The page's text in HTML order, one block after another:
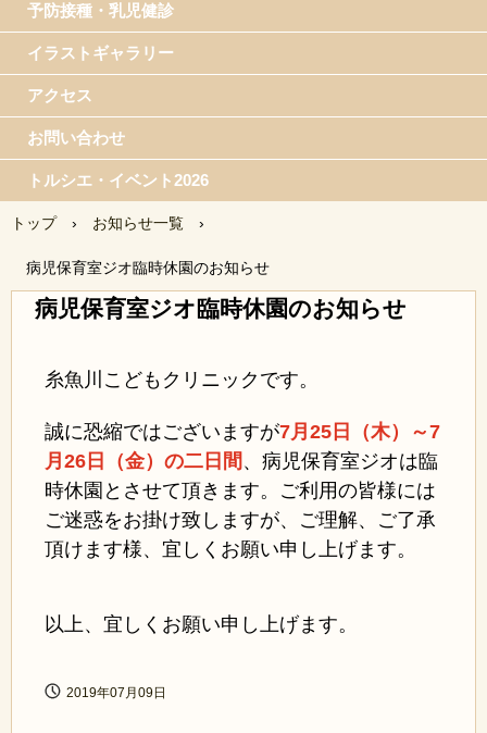
予防接種・乳児健診
イラストギャラリー
アクセス
お問い合わせ
トルシエ・イベント2026
トップ › お知らせ一覧 ›
病児保育室ジオ臨時休園のお知らせ
病児保育室ジオ臨時休園のお知らせ
糸魚川こどもクリニックです。
誠に恐縮ではございますが7月25日（木）～7
月26日（金）の二日間 、病児保育室ジオは臨
時休園とさせて頂きます。ご利用の皆様には
ご迷惑をお掛け致しますが、ご理解、ご了承
頂けます様、宜しくお願い申し上げます。
以上、宜しくお願い申し上げます。
2019年07月09日